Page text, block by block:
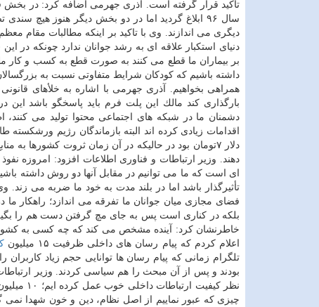
تاكید قرار گرفته است. آذری جهرمی اضافه كرد: در بخش
سال ۹۶ ابلاغ گردید اما در دو بخش دیگر هنوز
دیگری می اندازند. وی با تاكید بر اینكه مطالبات مقام
دنیای استكبار علاقه ای به رشد جوانان ندارد چونكه در
بر بیماران ما قطع می كنند به صورت قطع به كسب و كار ما
داشته باشیم كه كودكان شرایط متفاوتی نسبت به
همراهی بخواهیم. آذری جهرمی با اشاره به خلأهای
بارگذاری كند مالك این پلت فرم باید پاسخگو باشد این
دشمنان ما در شبكه های اجتماعی محتوا تولید می كنند،
اقدامات زیادی كرده اند البته بازماندگان رژیم
دلار ۷تومان بود در حالیكه در آن زمان ثروت كشورها
دهند. وزیر ارتباطات و فناوری اطلاعات افزود: امروزه
ای است كه ما می توانیم در مقابل آنها دو روش داشته
تأثیرگذار باشد اما در بلند مدت به خود ما ضربه می زند.
فضای مجازی میان جوانان ما تفرقه می اندازد؛ راهكار
بلكه در كناری است پس به جای مچ گرفتن دست هم را
خاطرنشان كرد: آینده مشخص می كند كه چه كسی به كشور
اعلام كردم كه پیام رسان های داخلی ظرفیت ۱۵ میلیون
تلگرام زمانی كه پیام رسان ها توانایی حجم زیاد كاربران
بودند و پس از آن مبحث را هم سیاسی كردند. وزیر
چیزی كه عبور نماییم از اصل نظام، دین و خون شهدا